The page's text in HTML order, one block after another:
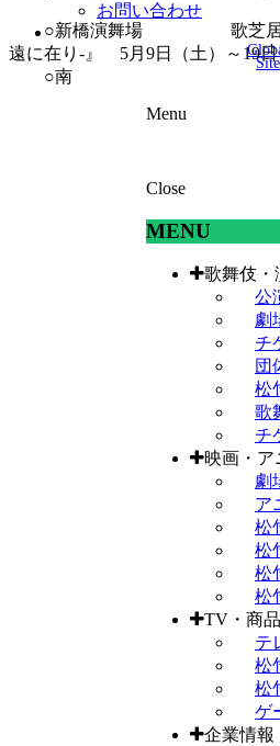
お問い合わせ
Site
Menu
Close
MENU
歌舞伎・
公
劇
チ
団
松
歌
チ
映画・ア
劇
ア
松
松
松
松
TV・商
テ
松
松
ゲ
企業情報
○新橋演舞場 歌芝居2020
遠に在り-』 5月9日（土）～19日
○南